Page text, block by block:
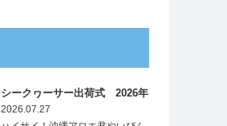
シークヮーサー出荷式 2026年
2026.07.27